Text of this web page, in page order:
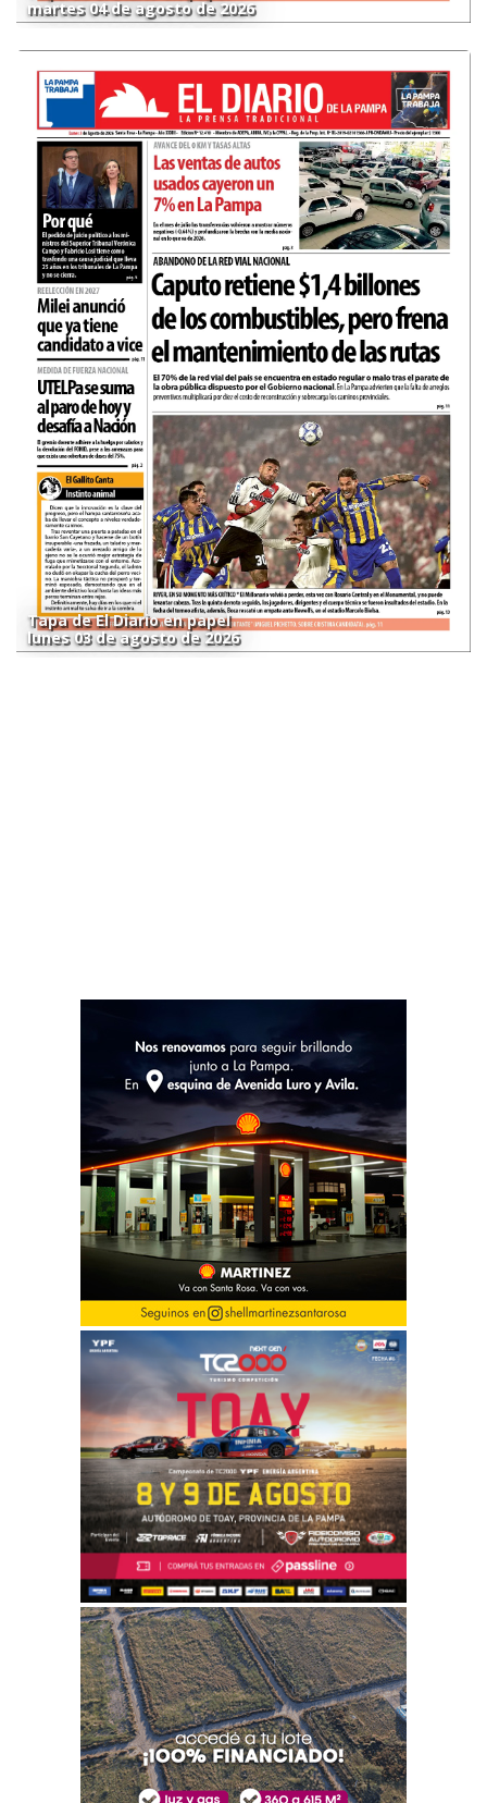
martes 04 de agosto de 2026
Tapa de El Diario en papel
lunes 03 de agosto de 2026